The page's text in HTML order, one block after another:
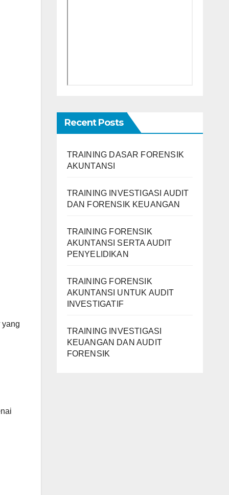
yang
Recent Posts
TRAINING DASAR FORENSIK
AKUNTANSI
TRAINING INVESTIGASI AUDIT
DAN FORENSIK KEUANGAN
TRAINING FORENSIK
AKUNTANSI SERTA AUDIT
PENYELIDIKAN
TRAINING FORENSIK
AKUNTANSI UNTUK AUDIT
INVESTIGATIF
TRAINING INVESTIGASI
KEUANGAN DAN AUDIT
FORENSIK